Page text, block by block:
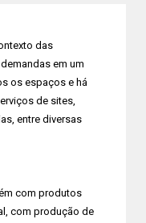
das
em um
os espaços e há
de sites,
entre diversas
com produtos
com produção de